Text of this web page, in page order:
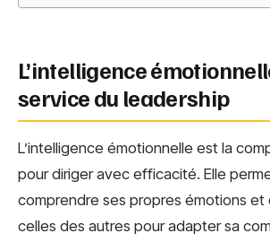
L’intelligence
service du leadership
L’intelligence émotionnelle est la
pour diriger avec efficacité. Elle
comprendre ses propres émotions
celles des autres pour adapter sa